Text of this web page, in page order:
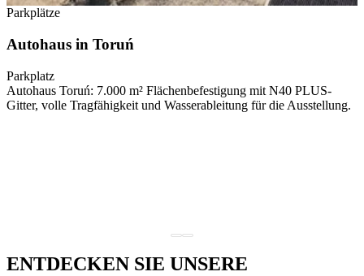
Parkplätze
Autohaus in Toruń
Parkplatz
Autohaus Toruń: 7.000 m² Flächenbefestigung mit N40 PLUS-
Gitter, volle Tragfähigkeit und Wasserableitung für die Ausstellung.
ENTDECKEN SIE UNSERE